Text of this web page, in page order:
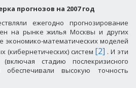
прогнозов на 2007 год
ежегодно прогнозирование
на рынке жилья Москвы и других
экономико-математических моделей
(кибернетических) систем [2] . И эти
стадию послекризисного
обеспечивали высокую точность